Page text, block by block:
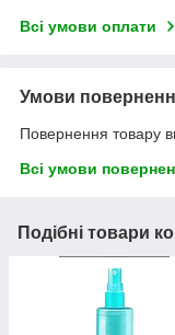
Всі умови оплати
Умови
Повернення товару
Всі умови
Подібні товари